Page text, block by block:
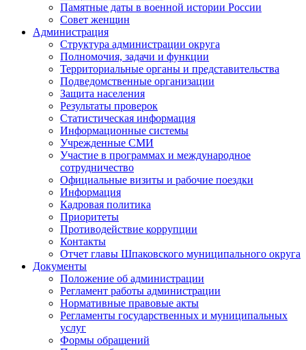
Памятные даты в военной истории России
Совет женщин
Администрация
Структура администрации округа
Полномочия, задачи и функции
Территориальные органы и представительства
Подведомственные организации
Защита населения
Результаты проверок
Статистическая информация
Информационные системы
Учрежденные СМИ
Участие в программах и международное
сотрудничество
Официальные визиты и рабочие поездки
Информация
Кадровая политика
Приоритеты
Противодействие коррупции
Контакты
Отчет главы Шпаковского муниципального округа
Документы
Положение об администрации
Регламент работы администрации
Нормативные правовые акты
Регламенты государственных и муниципальных
услуг
Формы обращений